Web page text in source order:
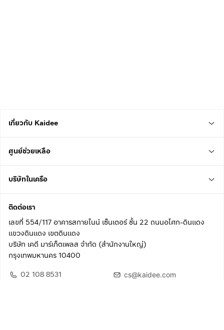
เกี่ยวกับ Kaidee
ศูนย์ช่วยเหลือ
บริษัทในเครือ
ติดต่อเรา
เลขที่ 554/117 อาคารสกายไนน์ เซ็นเตอร์ ชั้น 22 ถนนอโศก-ดินแดง
แขวงดินแดง เขตดินแดง
บริษัท เคดี มาร์เก็ตเพลส จำกัด (สำนักงานใหญ่)
กรุงเทพมหานคร 10400
02 108 8531
cs@kaidee.com